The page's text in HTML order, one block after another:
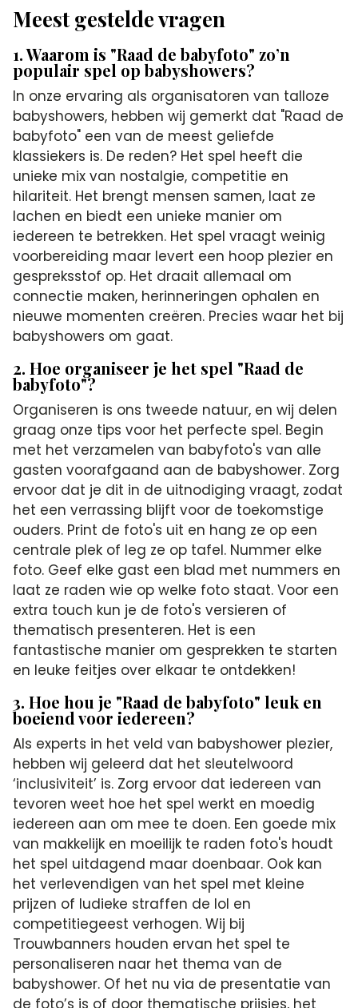
Meest gestelde vragen
1. Waarom is "Raad de babyfoto" zo’n
populair spel op babyshowers?
In onze ervaring als organisatoren van talloze
babyshowers, hebben wij gemerkt dat "Raad de
babyfoto" een van de meest geliefde
klassiekers is. De reden? Het spel heeft die
unieke mix van nostalgie, competitie en
hilariteit. Het brengt mensen samen, laat ze
lachen en biedt een unieke manier om
iedereen te betrekken. Het spel vraagt weinig
voorbereiding maar levert een hoop plezier en
gespreksstof op. Het draait allemaal om
connectie maken, herinneringen ophalen en
nieuwe momenten creëren. Precies waar het bij
babyshowers om gaat.
2. Hoe organiseer je het spel "Raad de
babyfoto"?
Organiseren is ons tweede natuur, en wij delen
graag onze tips voor het perfecte spel. Begin
met het verzamelen van babyfoto's van alle
gasten voorafgaand aan de babyshower. Zorg
ervoor dat je dit in de uitnodiging vraagt, zodat
het een verrassing blijft voor de toekomstige
ouders. Print de foto's uit en hang ze op een
centrale plek of leg ze op tafel. Nummer elke
foto. Geef elke gast een blad met nummers en
laat ze raden wie op welke foto staat. Voor een
extra touch kun je de foto's versieren of
thematisch presenteren. Het is een
fantastische manier om gesprekken te starten
en leuke feitjes over elkaar te ontdekken!
3. Hoe hou je "Raad de babyfoto" leuk en
boeiend voor iedereen?
Als experts in het veld van babyshower plezier,
hebben wij geleerd dat het sleutelwoord
‘inclusiviteit’ is. Zorg ervoor dat iedereen van
tevoren weet hoe het spel werkt en moedig
iedereen aan om mee te doen. Een goede mix
van makkelijk en moeilijk te raden foto's houdt
het spel uitdagend maar doenbaar. Ook kan
het verlevendigen van het spel met kleine
prijzen of ludieke straffen de lol en
competitiegeest verhogen. Wij bij
Trouwbanners houden ervan het spel te
personaliseren naar het thema van de
babyshower. Of het nu via de presentatie van
de foto’s is of door thematische prijsjes, het